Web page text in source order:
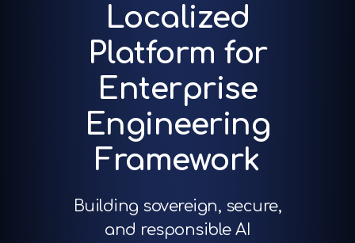
Localized
Platform for
Enterprise
Engineering
Framework
Building sovereign, secure,
and responsible AI